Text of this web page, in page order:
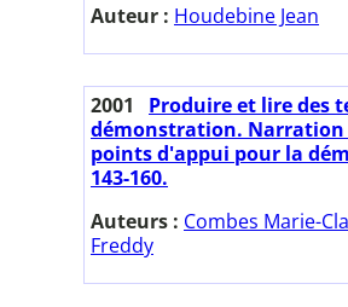
Auteur : Houdebine Jean
2001
Produire et lire des
démonstration. Narration
points d'appui pour la
143-160.
Auteurs : Combes Marie-
Freddy